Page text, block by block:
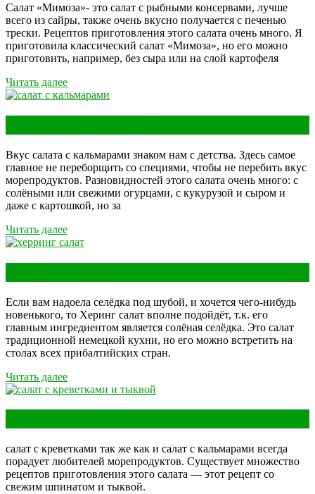
Салат «Мимоза»- это салат с рыбными консервами, лучше
всего из сайры, также очень вкусно получается с печенью
трески. Рецептов приготовления этого салата очень много. Я
приготовила классический салат «Мимоза», но его можно
приготовить, например, без сыра или на слой картофеля
Читать далее
Вкус салата с кальмарами знаком нам с детства. Здесь самое
главное не переборщить со специями, чтобы не перебить вкус
морепродуктов. Разновидностей этого салата очень много: с
солёными или свежими огурцами, с кукурузой и сыром и
даже с картошкой, но за
Читать далее
Если вам надоела селёдка под шубой, и хочется чего-нибудь
новенького, то Херинг салат вполне подойдёт, т.к. его
главным ингредиентом является солёная селёдка. Это салат
традиционной немецкой кухни, но его можно встретить на
столах всех прибалтийских стран.
Читать далее
салат с креветками так же как и салат с кальмарами всегда
порадует любителей морепродуктов. Существует множество
рецептов приготовления этого салата — этот рецепт со
свежим шпинатом и тыквой.